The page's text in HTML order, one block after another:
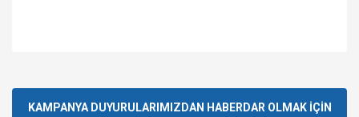
kullanarak tarafımıza iletebilirsiniz.
Görüş ve önerileriniz için teşekkür ederiz.
KAMPANYA DUYURULARIMIZDAN HABERDAR OLMAK İÇİN